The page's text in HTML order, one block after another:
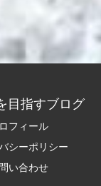
目指すブログ
フィール
シーポリシー
い合わせ